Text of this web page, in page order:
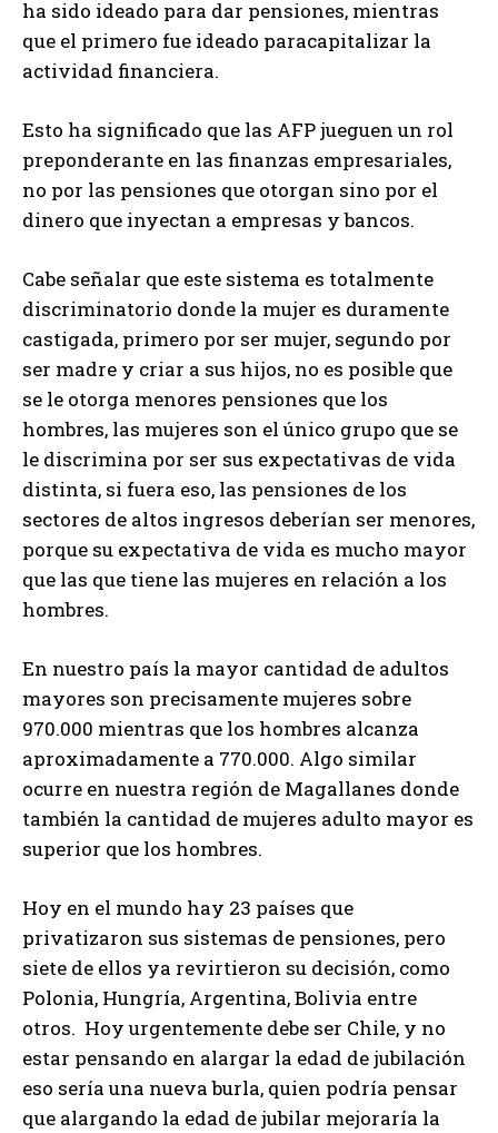
ha sido ideado para dar pensiones, mientras
que el primero fue ideado paracapitalizar la
actividad financiera.
Esto ha significado que las AFP jueguen un rol
preponderante en las finanzas empresariales,
no por las pensiones que otorgan sino por el
dinero que inyectan a empresas y bancos.
Cabe señalar que este sistema es totalmente
discriminatorio donde la mujer es duramente
castigada, primero por ser mujer, segundo por
ser madre y criar a sus hijos, no es posible que
se le otorga menores pensiones que los
hombres, las mujeres son el único grupo que se
le discrimina por ser sus expectativas de vida
distinta, si fuera eso, las pensiones de los
sectores de altos ingresos deberían ser menores,
porque su expectativa de vida es mucho mayor
que las que tiene las mujeres en relación a los
hombres.
En nuestro país la mayor cantidad de adultos
mayores son precisamente mujeres sobre
970.000 mientras que los hombres alcanza
aproximadamente a 770.000. Algo similar
ocurre en nuestra región de Magallanes donde
también la cantidad de mujeres adulto mayor es
superior que los hombres.
Hoy en el mundo hay 23 países que
privatizaron sus sistemas de pensiones, pero
siete de ellos ya revirtieron su decisión, como
Polonia, Hungría, Argentina, Bolivia entre
otros. Hoy urgentemente debe ser Chile, y no
estar pensando en alargar la edad de jubilación
eso sería una nueva burla, quien podría pensar
que alargando la edad de jubilar mejoraría la